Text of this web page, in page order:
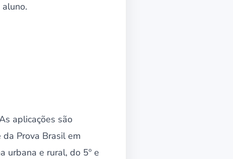
aplicações são
Prova Brasil em
urbana e rural, do 5º e